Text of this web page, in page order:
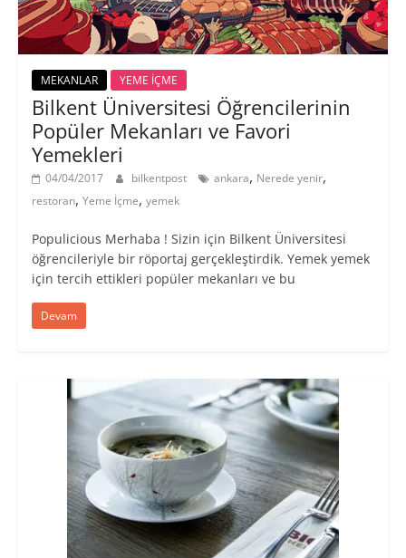
MEKANLAR YEME İÇME
Bilkent Üniversitesi Öğrencilerinin
Popüler Mekanları ve Favori
Yemekleri
04/04/2017 bilkentpost ankara, Nerede yenir,
restoran, Yeme İçme, yemek
Populicious Merhaba ! Sizin için Bilkent Üniversitesi
öğrencileriyle bir röportaj gerçekleştirdik. Yemek yemek
için tercih ettikleri popüler mekanları ve bu
Devam